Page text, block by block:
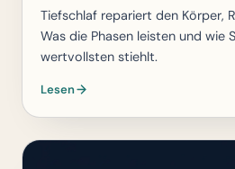
Tiefschlaf repariert den Körper,
Was die Phasen leisten und wie
wertvollsten stiehlt.
Lesen